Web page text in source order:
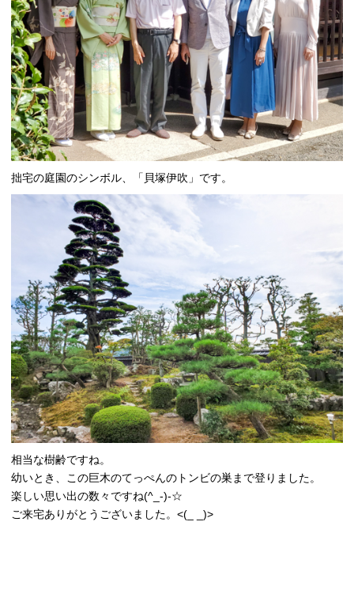
拙宅の庭園のシンボル、「貝塚伊吹」です。
相当な樹齢ですね。
幼いとき、この巨木のてっぺんのトンビの巣まで登りました。
楽しい思い出の数々ですね(^_-)-☆
ご来宅ありがとうございました。<(_ _)>